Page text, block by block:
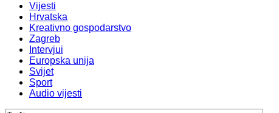
Vijesti
Hrvatska
Kreativno gospodarstvo
Zagreb
Intervjui
Europska unija
Svijet
Sport
Audio vijesti